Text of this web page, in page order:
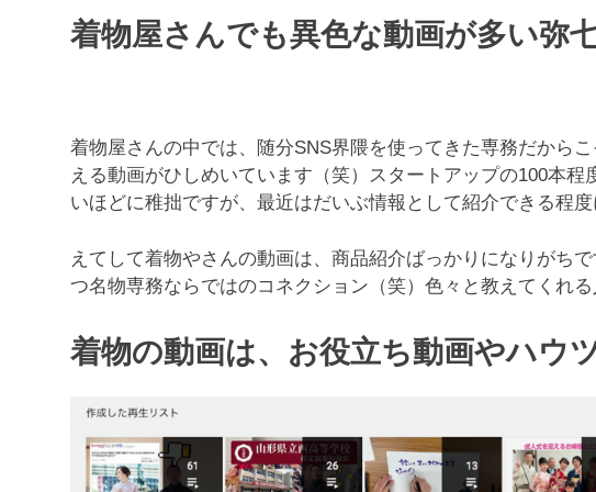
着物屋さんでも異色な動画が多い弥
着物屋さんの中では、随分SNS界隈を使ってきた専務だから
える動画がひしめいています（笑）スタートアップの100本
いほどに稚拙ですが、最近はだいぶ情報として紹介できる程度
えてして着物やさんの動画は、商品紹介ばっかりになりがち
つ名物専務ならではのコネクション（笑）色々と教えてくれ
着物の動画は、お役立ち動画やハウ